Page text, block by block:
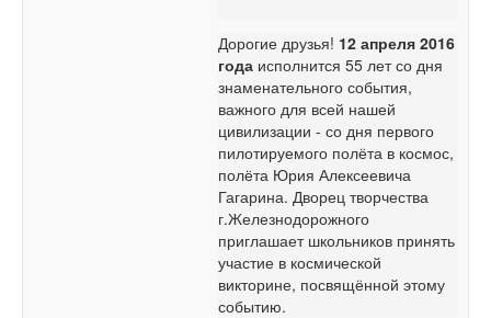
Дорогие друзья! 12 апреля 2016
года исполнится 55 лет со дня
знаменательного события,
важного для всей нашей
цивилизации - со дня первого
пилотируемого полёта в космос,
полёта Юрия Алексеевича
Гагарина. Дворец творчества
г.Железнодорожного
приглашает школьников принять
участие в космической
викторине, посвящённой этому
событию.